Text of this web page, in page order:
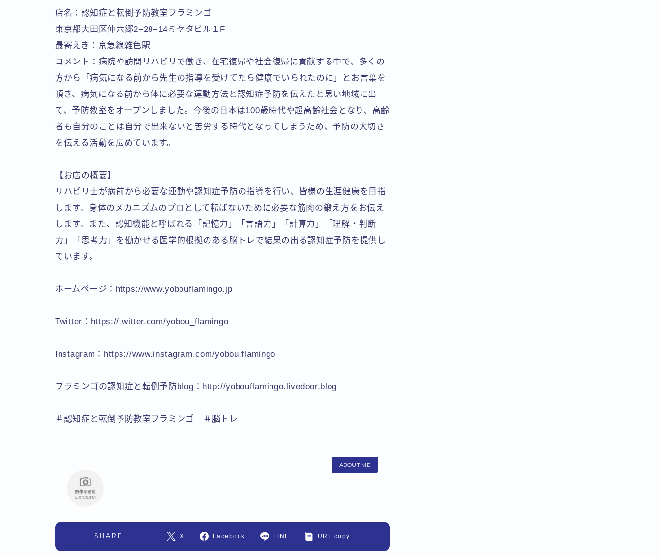
店名：認知症と転倒予防教室フラミンゴ
東京都大田区仲六郷2−28−14ミヤタビル１F
最寄えき：京急線雑色駅
コメント：病院や訪問リハビリで働き、在宅復帰や社会復帰に貢献する中で、多くの
方から「病気になる前から先生の指導を受けてたら健康でいられたのに」とお言葉を
頂き、病気になる前から体に必要な運動方法と認知症予防を伝えたと思い地域に出
て、予防教室をオープンしました。今後の日本は100歳時代や超高齢社会となり、高齢
者も自分のことは自分で出来ないと苦労する時代となってしまうため、予防の大切さ
を伝える活動を広めています。
【お店の概要】
リハビリ士が病前から必要な運動や認知症予防の指導を行い、皆様の生涯健康を目指
します。身体のメカニズムのプロとして転ばないために必要な筋肉の鍛え方をお伝え
します。また、認知機能と呼ばれる「記憶力」「言語力」「計算力」「理解・判断
力」「思考力」を働かせる医学的根拠のある脳トレで結果の出る認知症予防を提供し
ています。
ホームページ：https://www.yobouflamingo.jp
Twitter：https://twitter.com/yobou_flamingo
Instagram：https://www.instagram.com/yobou.flamingo
フラミンゴの認知症と転倒予防blog：http://yobouflamingo.livedoor.blog
＃認知症と転倒予防教室フラミンゴ ＃脳トレ
ABOUT ME
SHARE X Facebook LINE URL copy